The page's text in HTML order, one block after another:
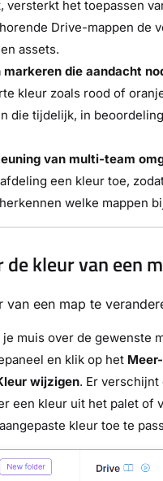
versterkt het toepassen
Drive-mappen de
assets.
markeren die aandacht
kleur zoals rood of
die tijdelijk, in
van multi-team
een kleur toe,
welke mappen
de kleur van een
van een map te
je muis over de gewenste
en klik op het
wijzigen. Er verschijnt
een kleur uit het palet of
kleur toe te